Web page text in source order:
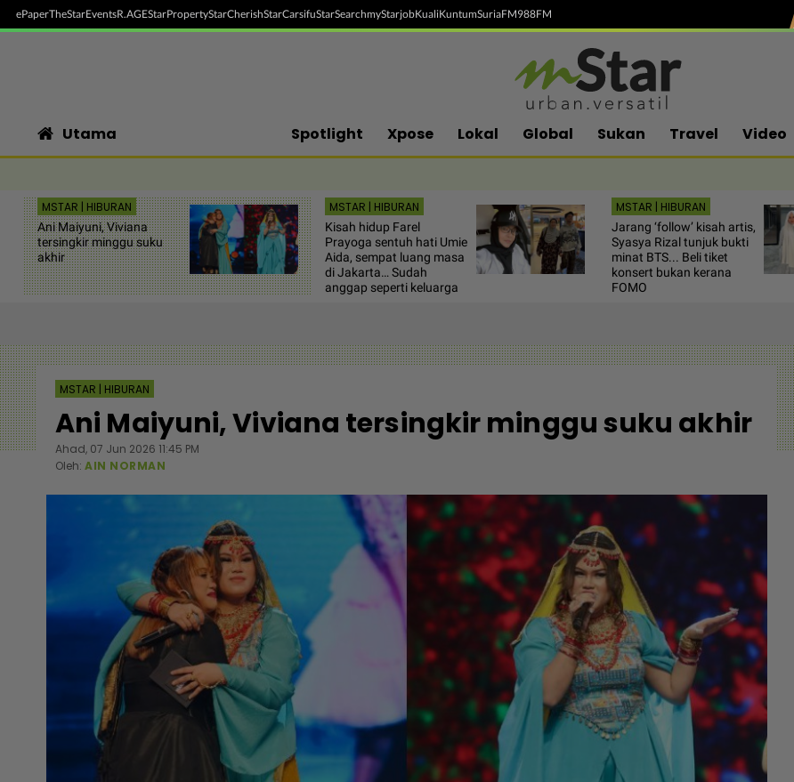
ePaperTheStarEventsR.AGEStarPropertyStarCherishStarCarsifuStarSearchmyStarjobKualiKuntumSuriaFM988FM
Utama Spotlight Xpose Lokal Global Sukan Travel Video
MSTAR | HIBURAN
Ani Maiyuni, Viviana
tersingkir minggu suku
akhir
MSTAR | HIBURAN
Kisah hidup Farel
Prayoga sentuh hati Umie
Aida, sempat luang masa
di Jakarta… Sudah
anggap seperti keluarga
MSTAR | HIBURAN
Jarang ‘follow’ kisah artis,
Syasya Rizal tunjuk bukti
minat BTS... Beli tiket
konsert bukan kerana
FOMO
MSTAR | HIBURAN
Ani Maiyuni, Viviana tersingkir minggu suku akhir
Ahad, 07 Jun 2026 11:45 PM
Oleh: AIN NORMAN